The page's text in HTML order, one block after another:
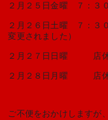
２月２５日金曜　７：３
２月２６日土曜　７：３
変更されました）
２月２７日日曜　　　店
２月２８日月曜　　　店
ご不便をおかけしますが、